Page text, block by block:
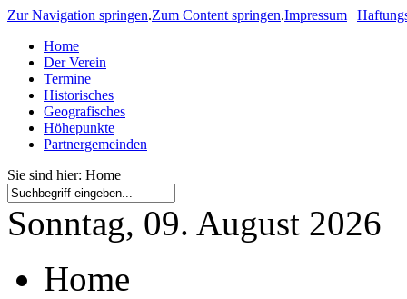
Zur Navigation springen.Zum Content springen.Impressum |
Home
Der Verein
Termine
Historisches
Geografisches
Höhepunkte
Partnergemeinden
Sie sind hier: Home
Sonntag, 09. August 2026
Home